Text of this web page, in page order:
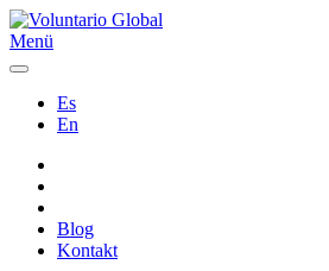
Menü
Es
En
Blog
Kontakt